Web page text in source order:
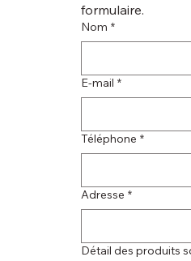
formulaire.
Nom *
E‑mail *
Téléphone *
Adresse *
Détail des produits